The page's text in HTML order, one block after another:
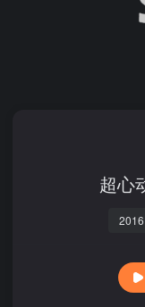
超心
2016